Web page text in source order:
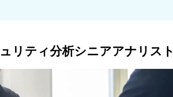
リティ分析シニアアナリスト